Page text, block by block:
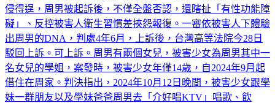
侵得逞，周男被起訴後，不僅全盤否認，還瞎扯「有性功能障
礙」、反控被害人衛生習慣差挾怨報復。一審依被害人下體驗
出周男的DNA，判處4年6月，上訴後，台灣高等法院今28日
駁回上訴。可上訴。周男有兩個女兒，被害少女為周男其中一
名女兒的學姐，案發時，被害少女年僅14歲，自2024年9月起
借住在周家。判決指出，2024年10月12日晚間，被害少女跟學
妹一群朋友以及學妹爸爸周男去「介好唱KTV」唱歌、飲